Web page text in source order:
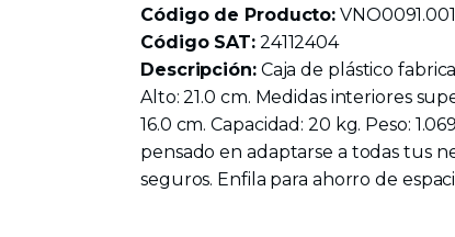
Código de Producto: VNO0091.001
Código SAT:24112404
Descripción:Caja de plástico
Alto: 21.0 cm. Medidas interiores
16.0 cm. Capacidad: 20 kg. Peso:
pensado en adaptarse a todas tus
seguros. Enfila para ahorro de